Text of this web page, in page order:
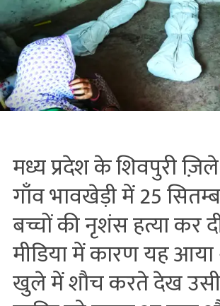
मध्य प्रदेश के शिवपुरी
गाँव भावखेड़ी में 25
बच्चों की नृशंस हत्या कर
मीडिया में कारण यह आया
खुले में शौच करते देख